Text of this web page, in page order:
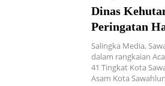
Dinas
Peringatan
Salingka Media,
dalam rangkaian
41 Tingkat Kota
Asam Kota